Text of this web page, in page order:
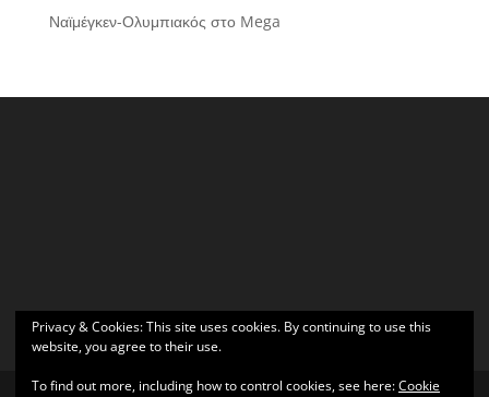
Ναϊμέγκεν-Ολυμπιακός στο Mega
Privacy & Cookies: This site uses cookies. By continuing to use this
website, you agree to their use.
To find out more, including how to control cookies, see here:Cookie